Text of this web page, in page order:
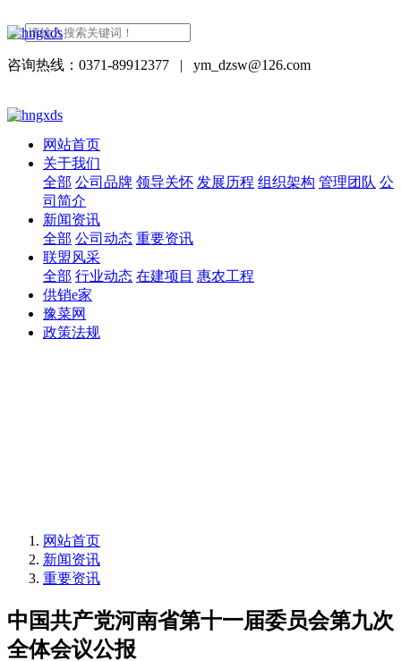
咨询热线：0371-89912377 | ym_dzsw@126.com
网站首页
关于我们
全部 公司品牌 领导关怀 发展历程 组织架构 管理团队 公
司简介
新闻资讯
全部 公司动态 重要资讯
联盟风采
全部 行业动态 在建项目 惠农工程
供销e家
豫菜网
政策法规
网站首页
新闻资讯
重要资讯
中国共产党河南省第十一届委员会第九次
全体会议公报